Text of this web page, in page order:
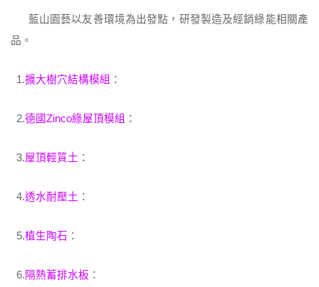
藍山園藝以友善環境為出發點，研發製造及經銷綠能相關產
品。
1.擴大樹穴結構模組 ：
2.德國Zinco綠屋頂模組 ：
3.屋頂輕質土 ：
4.透水耐壓土 ：
5.植生陶石 ：
6.隔熱蓄排水板 ：